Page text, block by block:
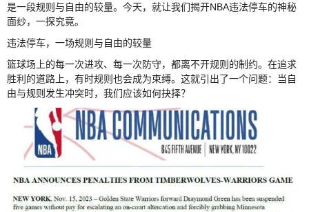
是一段规则与自由的较量。今天，就让我们揭开NBA违法停车的神秘
面纱，一探究竟。
违法停车，一场规则与自由的较量
篮球场上的每一次进攻、每一次防守，都离不开规则的制约。在追求
胜利的道路上，有时规则也会成为束缚。这就引出了一个问题：当自
由与规则发生冲突时，我们应该如何抉择？